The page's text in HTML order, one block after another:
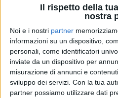
Il rispetto della
nostra
Noi e i nostri partner
informazioni su un dispositivo,
personali, come identificatori
inviate da un dispositivo per
misurazione di annunci e
sviluppo dei servizi. Con la tua
partner possiamo utilizzare dati